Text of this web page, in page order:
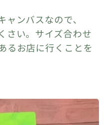
ンバスなので、
さい。サイズ合わせ
るお店に行くことを